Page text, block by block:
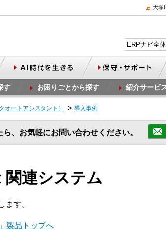
大塚
す お困りごとから探す 紹介サービ
オートアシスタント） 導入事例
、お気軽にお問い合わせください。
連システム
ます。
製品トップへ